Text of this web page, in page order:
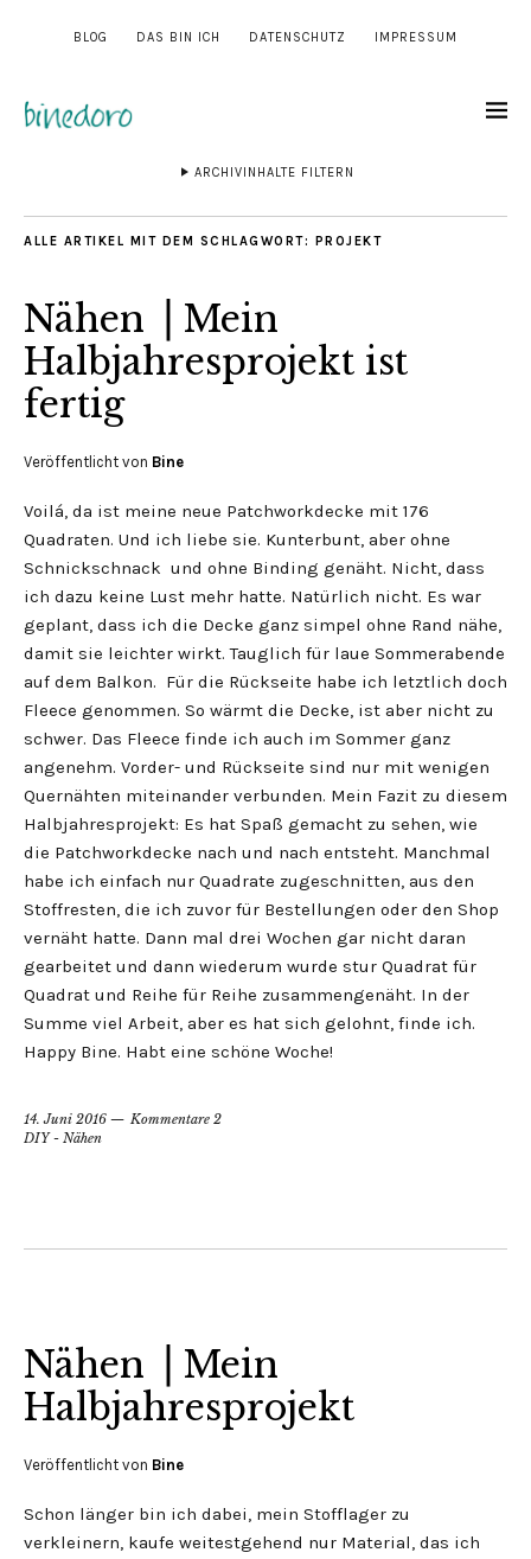
BLOG DAS BIN ICH DATENSCHUTZ IMPRESSUM
ARCHIVINHALTE FILTERN
ALLE ARTIKEL MIT DEM SCHLAGWORT: PROJEKT
Nähen ⎟ Mein
Halbjahresprojekt ist
fertig
Veröffentlicht von Bine
Voilá, da ist meine neue Patchworkdecke mit 176
Quadraten. Und ich liebe sie. Kunterbunt, aber ohne
Schnickschnack und ohne Binding genäht. Nicht, dass
ich dazu keine Lust mehr hatte. Natürlich nicht. Es war
geplant, dass ich die Decke ganz simpel ohne Rand nähe,
damit sie leichter wirkt. Tauglich für laue Sommerabende
auf dem Balkon. Für die Rückseite habe ich letztlich doch
Fleece genommen. So wärmt die Decke, ist aber nicht zu
schwer. Das Fleece finde ich auch im Sommer ganz
angenehm. Vorder- und Rückseite sind nur mit wenigen
Quernähten miteinander verbunden. Mein Fazit zu diesem
Halbjahresprojekt: Es hat Spaß gemacht zu sehen, wie
die Patchworkdecke nach und nach entsteht. Manchmal
habe ich einfach nur Quadrate zugeschnitten, aus den
Stoffresten, die ich zuvor für Bestellungen oder den Shop
vernäht hatte. Dann mal drei Wochen gar nicht daran
gearbeitet und dann wiederum wurde stur Quadrat für
Quadrat und Reihe für Reihe zusammengenäht. In der
Summe viel Arbeit, aber es hat sich gelohnt, finde ich.
Happy Bine. Habt eine schöne Woche!
14. Juni 2016
Kommentare 2
DIY - Nähen
Nähen ⎟ Mein
Halbjahresprojekt
Veröffentlicht von Bine
Schon länger bin ich dabei, mein Stofflager zu
verkleinern, kaufe weitestgehend nur Material, das ich